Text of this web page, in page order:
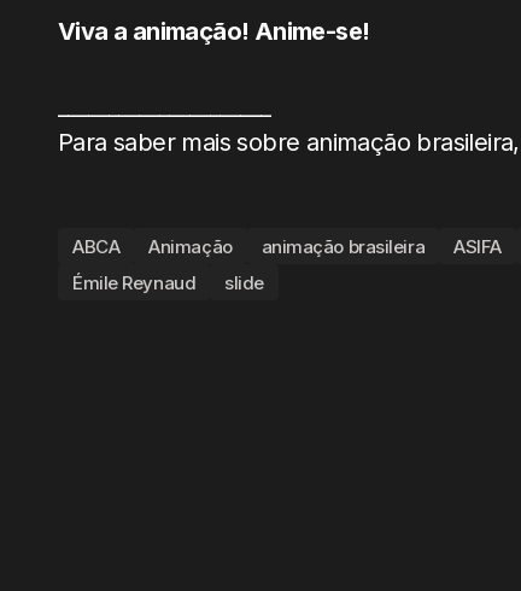
Viva a animação! Anime-se!
Para saber mais sobre animação
ABCA Animação animação brasileira ASIFA
Émile Reynaud
slide